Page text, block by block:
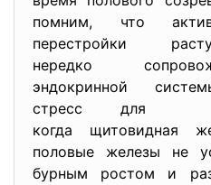
помним, что
перестройки
нередко
эндокринной
стресс для
когда щитовидная
половые железы не
бурным ростом и